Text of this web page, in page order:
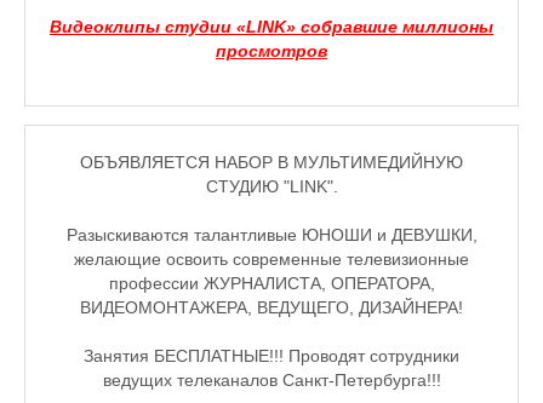
Лучшие стихи про детство
РЕЦЕПТЫ
Тренеры по настольному теннису в Пушкине
Звездное видео
Лучшие рассказы
Видеоклипы студии «LINK» собравшие миллионы
просмотров
ОБЪЯВЛЯЕТСЯ НАБОР В МУЛЬТИМЕДИЙНУЮ
СТУДИЮ "LINK".
Разыскиваются талантливые ЮНОШИ и ДЕВУШКИ,
желающие освоить современные телевизионные
профессии ЖУРНАЛИСТА, ОПЕРАТОРА,
ВИДЕОМОНТАЖЕРА, ВЕДУЩЕГО, ДИЗАЙНЕРА!
Занятия БЕСПЛАТНЫЕ!!! Проводят сотрудники
ведущих телеканалов Санкт-Петербурга!!!